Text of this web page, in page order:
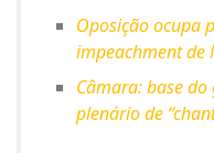
Oposição ocupa
impeachment de
Câmara: base
plenário de